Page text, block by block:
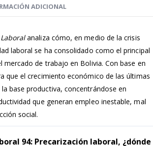
ADICIONAL
analiza cómo, en medio de la crisis
laboral se ha consolidado como el principal
mercado de trabajo en Bolivia. Con base en
que el crecimiento económico de las últimas
base productiva, concentrándose en
que generan empleo inestable, mal
social.
94: Precarización laboral, ¿dónde